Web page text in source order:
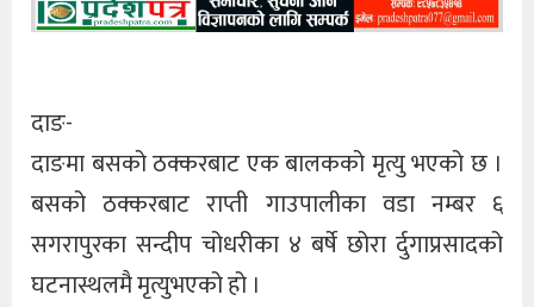
दाङ-
दाङमा बसको ठक्करबाट एक बालकको मृत्यु भएको छ ।
बसको ठक्करबाट राप्ती गाउपालीका वडा नम्बर ६
सगरापुरका सन्दीप चोधरीका ४ बर्षे छोरा र्दुगाप्रसादको
घटनास्थलमै मृत्युभएको हो ।